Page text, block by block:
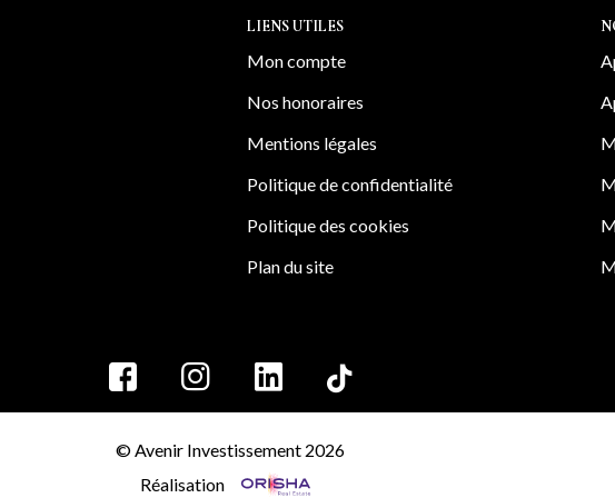
LIENS UTILES
Mon compte
Nos honoraires
Mentions légales
Politique de confidentialité
Politique des cookies
Plan du site
© Avenir Investissement 2026
Réalisation